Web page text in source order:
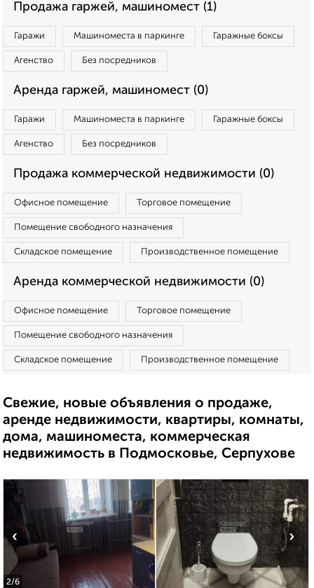
Продажа гаржей, машиномест (1)
Гаражи Машиноместа в паркинге Гаражные боксы
Агенство Без посредников
Аренда гаржей, машиномест (0)
Гаражи Машиноместа в паркинге Гаражные боксы
Агенство Без посредников
Продажа коммерческой недвижимости (0)
Офисное помещение Торговое помещение
Помещение свободного назначения
Складское помещение Производственное помещение
Аренда коммерческой недвижимости (0)
Офисное помещение Торговое помещение
Помещение свободного назначения
Складское помещение Производственное помещение
Свежие, новые объявления о продаже,
аренде недвижимости, квартиры, комнаты,
дома, машиноместа, коммерческая
недвижимость в Подмосковье, Серпухове
2/6
‹ ›